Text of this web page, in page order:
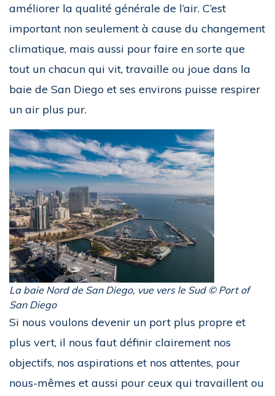
améliorer la qualité générale de l’air. C’est
important non seulement à cause du changement
climatique, mais aussi pour faire en sorte que
tout un chacun qui vit, travaille ou joue dans la
baie de San Diego et ses environs puisse respirer
un air plus pur.
La baie Nord de San Diego, vue vers le Sud © Port of
San Diego
Si nous voulons devenir un port plus propre et
plus vert, il nous faut définir clairement nos
objectifs, nos aspirations et nos attentes, pour
nous-mêmes et aussi pour ceux qui travaillent ou